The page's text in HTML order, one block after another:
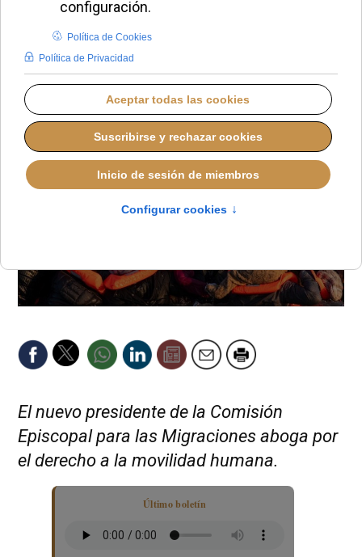
sobre los migrantes
El nuevo presidente de la Comisión
Episcopal para las Migraciones aboga por
el derecho a la movilidad humana.
Último boletín